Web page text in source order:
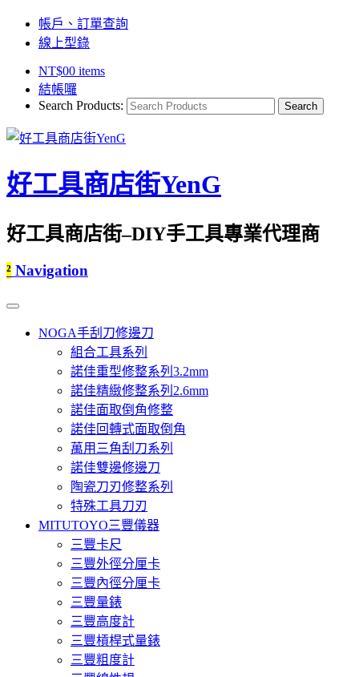
帳戶、訂單查詢
線上型錄
NT$00 items
結帳囉
Search Products:
好工具商店街YenG
好工具商店街–DIY手工具專業代理商
² Navigation
NOGA手刮刀修邊刀
組合工具系列
諾佳重型修整系列3.2mm
諾佳精緻修整系列2.6mm
諾佳面取倒角修整
諾佳回轉式面取倒角
萬用三角刮刀系列
諾佳雙邊修邊刀
陶瓷刀刃修整系列
特殊工具刀刃
MITUTOYO三豐儀器
三豐卡尺
三豐外徑分厘卡
三豐內徑分厘卡
三豐量錶
三豐高度計
三豐槓桿式量錶
三豐粗度計